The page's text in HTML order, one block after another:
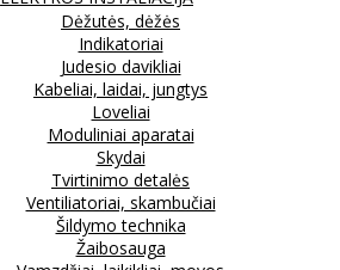
Dėžutės, dėžės
Indikatoriai
Judesio davikliai
Kabeliai, laidai, jungtys
Loveliai
Moduliniai aparatai
Skydai
Tvirtinimo detalės
Ventiliatoriai, skambučiai
Šildymo technika
Žaibosauga